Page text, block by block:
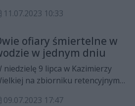
Policji.
11.07.2023 10:33
ofiary śmiertelne w
w jednym dniu
niedzielę 9 lipca w Kazimierzy
na zbiorniku retencyjnym
09.07.2023 17:47